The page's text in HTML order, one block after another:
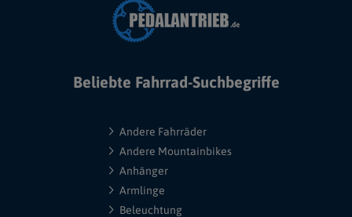
Beliebte Fahrrad-Suchbegriffe
Andere Fahrräder
Andere Mountainbikes
Anhänger
Armlinge
Beleuchtung